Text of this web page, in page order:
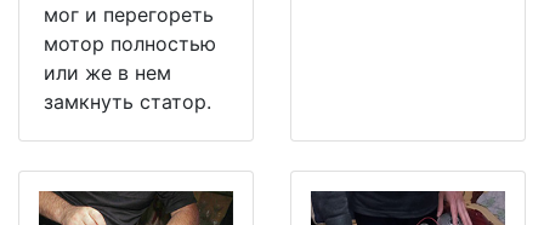
мог и перегореть
мотор полностью
или же в нем
замкнуть статор.